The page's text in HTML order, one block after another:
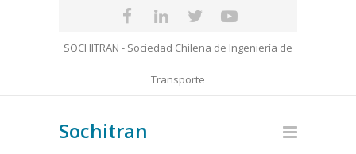
SOCHITRAN - Sociedad Chilena de Ingeniería de
Transporte
Sochitran